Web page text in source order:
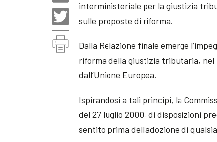
interministeriale per la giustizia
sulle proposte di riforma.
Dalla Relazione finale emerge
riforma della giustizia tributaria,
dall’Unione Europea.
Ispirandosi a tali principi, la
del 27 luglio 2000, di disposizioni
sentito prima dell’adozione di